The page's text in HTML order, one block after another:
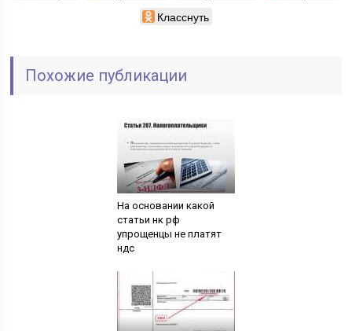
Класснуть
Похожие публикации
На основании какой
статьи нк рф
упрощенцы не платят
ндс